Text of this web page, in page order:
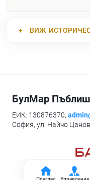
Преглед Управление
ВИЖ
БулМар
ЕИК: 130876370,
София, ул. Найчо Цанов